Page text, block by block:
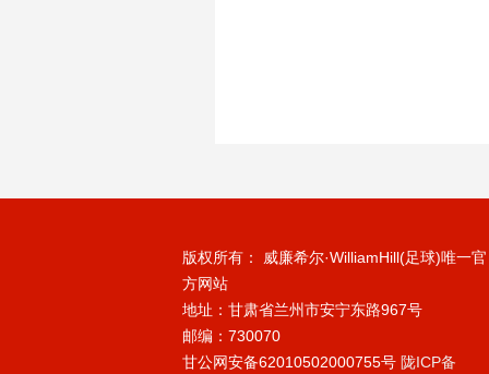
版权所有： 威廉希尔·WilliamHill(足球)唯一官
方网站
地址：甘肃省兰州市安宁东路967号
邮编：730070
甘公网安备62010502000755号 陇ICP备